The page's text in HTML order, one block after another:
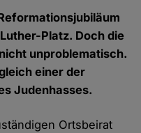
Platz. Doch die
unproblematisch.
einer der
Judenhasses.
Ortsbeirat